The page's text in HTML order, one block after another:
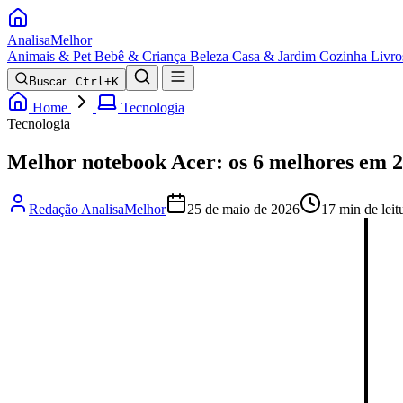
AnalisaMelhor
Animais & Pet Bebê & Criança Beleza Casa & Jardim Cozinha
Buscar...Ctrl+K
Home
Tecnologia
Tecnologia
Melhor notebook Acer: os 6 melhores em
Redação AnalisaMelhor 25 de maio de 2026 17 min de